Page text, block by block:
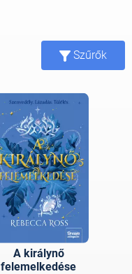
Szűrők
A királynő
felemelkedése